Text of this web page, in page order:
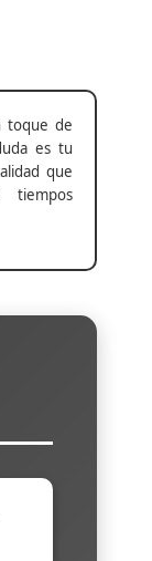
toque de
es tu
que